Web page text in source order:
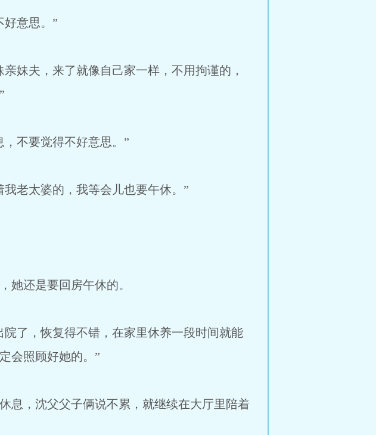
意思。”
妹夫，来了就像自己家一样，不用拘谨的，
不要觉得不好意思。”
老太婆的，我等会儿也要午休。”
她还是要回房午休的。
了，恢复得不错，在家里休养一段时间就能
会照顾好她的。”
息，沈父父子俩说不累，就继续在大厅里陪着